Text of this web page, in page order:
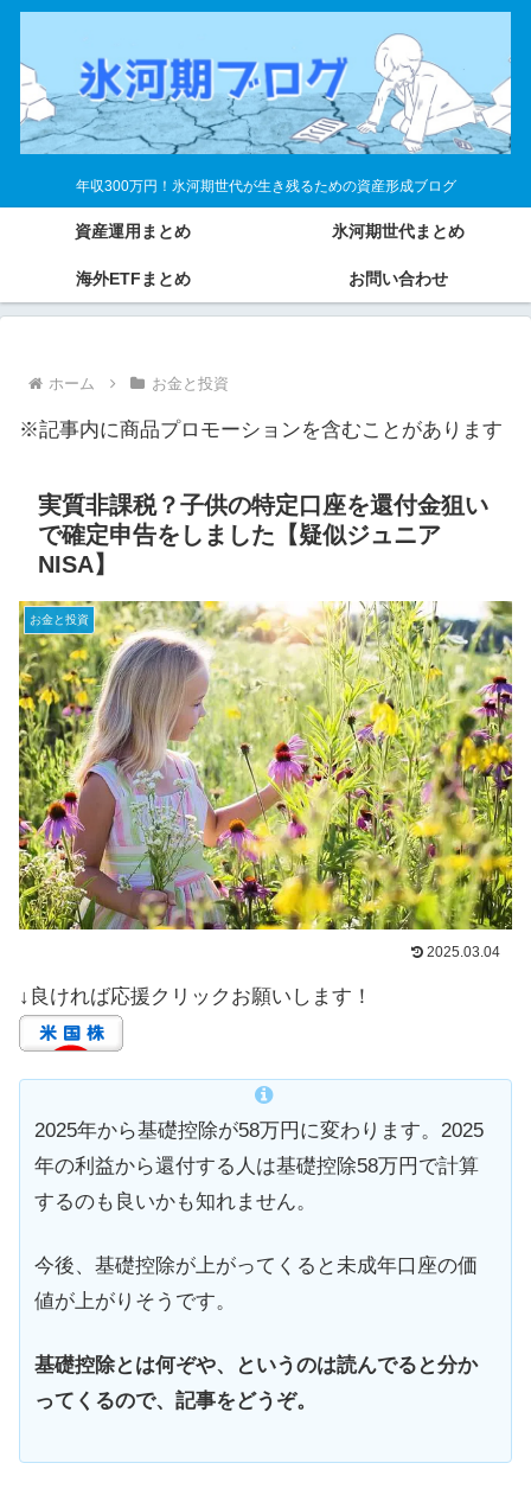
年収300万円！氷河期世代が生き残るための資産形成ブログ
資産運用まとめ 氷河期世代まとめ
海外ETFまとめ お問い合わせ
ホーム お金と投資
※記事内に商品プロモーションを含むことがあります
実質非課税？子供の特定口座を還付金狙い
で確定申告をしました【疑似ジュニア
NISA】
お金と投資
2025.03.04
↓良ければ応援クリックお願いします！
2025年から基礎控除が58万円に変わります。2025
年の利益から還付する人は基礎控除58万円で計算
するのも良いかも知れません。
今後、基礎控除が上がってくると未成年口座の価
値が上がりそうです。
基礎控除とは何ぞや、というのは読んでると分か
ってくるので、記事をどうぞ。